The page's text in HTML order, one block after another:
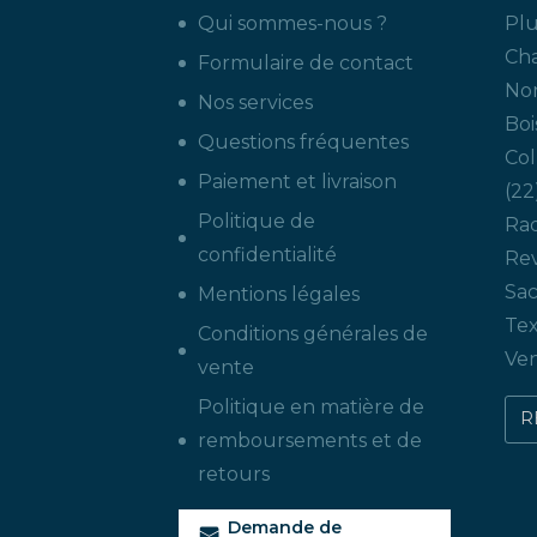
Qui sommes-nous ?
Formulaire de contact
Nos services
Questions fréquentes
Paiement et livraison
Politique de
confidentialité
Mentions légales
Conditions générales de
vente
Politique en matière de
remboursements et de
retours
Demande de
22